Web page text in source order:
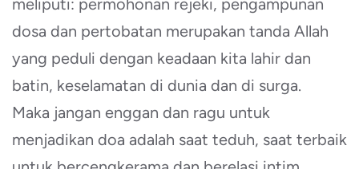
meliputi: permohonan rejeki, pengampunan
dosa dan pertobatan merupakan tanda Allah
yang peduli dengan keadaan kita lahir dan
batin, keselamatan di dunia dan di surga.
Maka jangan enggan dan ragu untuk
menjadikan doa adalah saat teduh, saat terbaik